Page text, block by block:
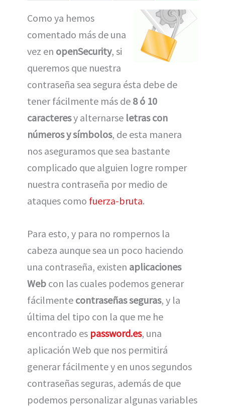
w
t
t
e
r
)
o
o
k
a
a
t
s
A
Como ya hemos
comentado más de una
vez en openSecurity, si
queremos que nuestra
contraseña sea segura ésta debe de
tener fácilmente más de 8 ó 10
caracteresy alternarse letras con
números y símbolos, de esta manera
nos aseguramos que sea bastante
complicado que alguien logre romper
nuestra contraseña por medio de
ataques como fuerza-bruta.
Para esto, y para no rompernos la
cabeza aunque sea un poco haciendo
una contraseña, existen aplicaciones
Web con las cuales podemos generar
fácilmente contraseñas seguras, y la
última del tipo con la que me he
encontrado es password.es, una
aplicación Web que nos permitirá
generar fácilmente y en unos segundos
contraseñas seguras, además de que
podemos personalizar algunas variables